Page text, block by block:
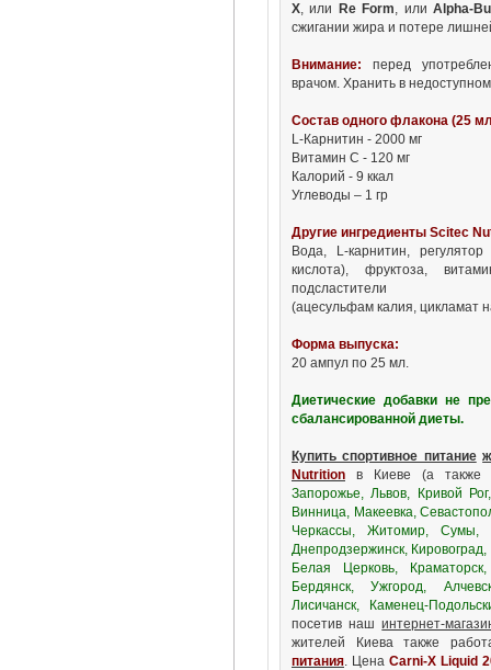
X, или Re Form, илиAlpha-
сжигании жира и потере
Внимание: перед
врачом. Хранить в
Состав одного флакона (25
L-Карнитин - 2000 мг
Витамин С - 120 мг
Калорий - 9 ккал
Углеводы – 1 гр
Другие ингредиенты Scitec
Вода, L-карнитин,
кислота), фруктоза,
подсластители
(ацесульфам калия, цикламат
Форма выпуска:
20 ампул по 25 мл.
Диетические добавки не
сбалансированной диеты.
Купить спортивное питание
Nutrition в Киеве (а также
Запорожье, Львов, Кривой
Винница, Макеевка,
Черкассы, Житомир, Сумы,
Днепродзержинск,
Белая Церковь,
Бердянск, Ужгород,
Лисичанск, Каменец-
посетив нашинтернет-
жителей Киева также
питания. ЦенаCarni-X Liquid